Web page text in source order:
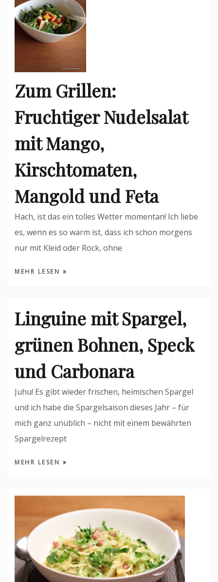
Zum Grillen:
Fruchtiger Nudelsalat
mit Mango,
Kirschtomaten,
Mangold und Feta
Hach, ist das ein tolles Wetter momentan! Ich liebe
es, wenn es so warm ist, dass ich schon morgens
nur mit Kleid oder Rock, ohne
MEHR LESEN
Linguine mit Spargel,
grünen Bohnen, Speck
und Carbonara
Juhu! Es gibt wieder frischen, heimischen Spargel
und ich habe die Spargelsaison dieses Jahr – für
mich ganz unüblich – nicht mit einem bewährten
Spargelrezept
MEHR LESEN